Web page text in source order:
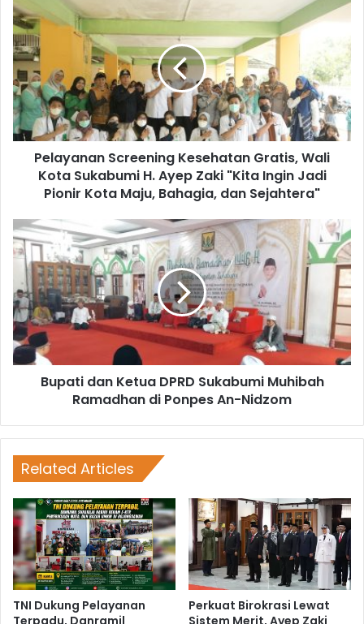
Pelayanan Screening Kesehatan Gratis, Wali
Kota Sukabumi H. Ayep Zaki "Kita Ingin Jadi
Pionir Kota Maju, Bahagia, dan Sejahtera"
Bupati dan Ketua DPRD Sukabumi Muhibah
Ramadhan di Ponpes An-Nidzom
Related Articles
TNI Dukung Pelayanan
Terpadu, Danramil
Perkuat Birokrasi Lewat
Sistem Merit, Ayep Zaki